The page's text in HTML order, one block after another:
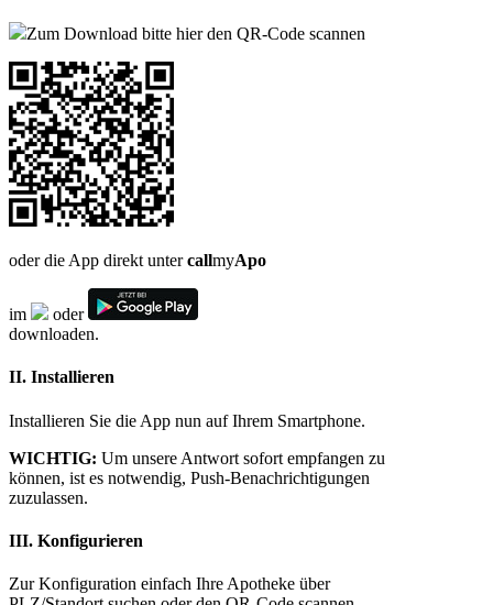
Zum Download bitte hier den QR-Code scannen
oder die App direkt untercallmyApo
im
oder
downloaden.
II. Installieren
Installieren Sie die App nun auf Ihrem Smartphone.
WICHTIG: Um unsere Antwort sofort empfangen zu
können, ist es notwendig, Push-Benachrichtigungen
zuzulassen.
III. Konfigurieren
Zur Konfiguration einfach Ihre Apotheke über